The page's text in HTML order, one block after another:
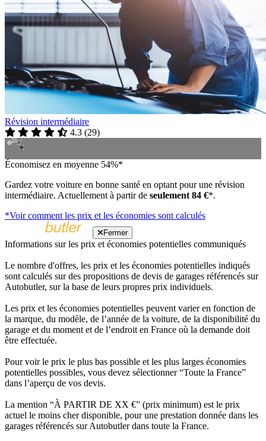
Révision intermédiaire
4.3 (29)
Économisez en moyenne 54%*
Gardez votre voiture en bonne santé en optant pour une révision
intermédiaire. Actuellement à partir de seulement 84 €*.
*Voir comment les prix et les économies sont calculés
Fermer
Informations sur les prix et économies potentielles communiqués
Le nombre d'offres, les prix et les économies potentielles indiqués
sont calculés sur des propositions de devis de garages référencés sur
Autobutler, sur la base de leurs propres prix individuels.
Les prix et les économies potentielles peuvent varier en fonction de
la marque, du modèle, de l’année de la voiture, de la disponibilité du
garage et du moment et de l’endroit en France où la demande doit
être effectuée.
Pour voir le prix le plus bas possible et les plus larges économies
potentielles possibles, vous devez sélectionner “Toute la France”
dans l’aperçu de vos devis.
La mention “À PARTIR DE XX €” (prix minimum) est le prix
actuel le moins cher disponible, pour une prestation donnée dans les
garages référencés sur Autobutler dans toute la France.